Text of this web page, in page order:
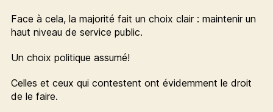
Face à cela, la majorité fait un choix clair : maintenir un
haut niveau de service public.
Un choix politique assumé!
Celles et ceux qui contestent ont évidemment le droit
de le faire.